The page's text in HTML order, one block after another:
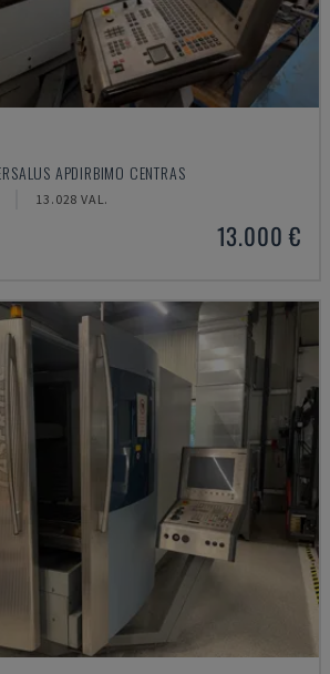
APDIRBIMO CENTRAS
13.028 VAL.
13.000 €